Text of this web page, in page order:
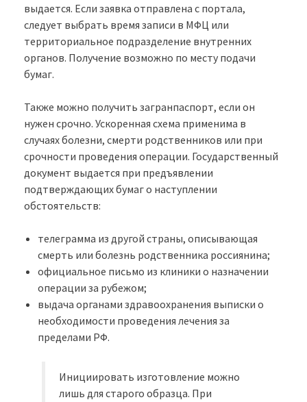
выдается. Если заявка отправлена с портала,
следует выбрать время записи в МФЦ или
территориальное подразделение внутренних
органов. Получение возможно по месту подачи
бумаг.
Также можно получить загранпаспорт, если он
нужен срочно. Ускоренная схема применима в
случаях болезни, смерти родственников или при
срочности проведения операции. Государственный
документ выдается при предъявлении
подтверждающих бумаг о наступлении
обстоятельств:
телеграмма из другой страны, описывающая
смерть или болезнь родственника россиянина;
официальное письмо из клиники о назначении
операции за рубежом;
выдача органами здравоохранения выписки о
необходимости проведения лечения за
пределами РФ.
Инициировать изготовление можно
лишь для старого образца. При